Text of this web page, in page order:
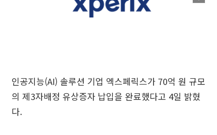
인공지능(AI) 솔루션 기업 엑스페릭스가 70억 원 규모
의 제3자배정 유상증자 납입을 완료했다고 4일 밝혔
다.